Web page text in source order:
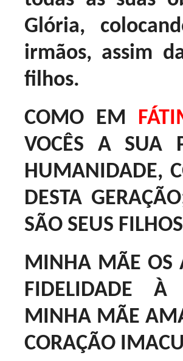
Glória,
irmãos, assim
filhos.
COMO EM
VOCÊS A SUA
HUMANIDADE,
DESTA
SÃO SEUS
MINHA MÃE OS
FIDELIDADE À
MINHA MÃE
CORAÇÃO